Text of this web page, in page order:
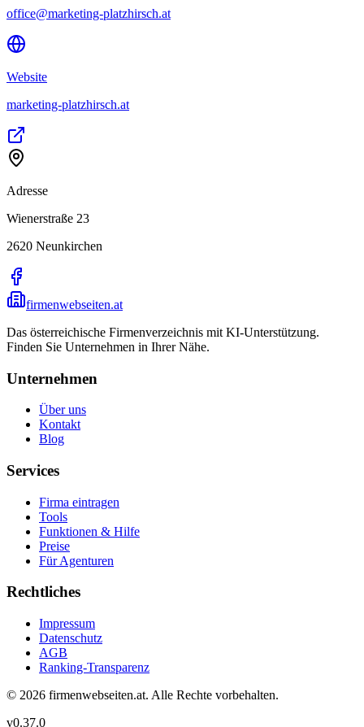
office@marketing-platzhirsch.at
Website
marketing-platzhirsch.at
Adresse
Wienerstraße 23
2620 Neunkirchen
firmenwebseiten.at
Das österreichische Firmenverzeichnis mit KI-Unterstützung.
Finden Sie Unternehmen in Ihrer Nähe.
Unternehmen
Über uns
Kontakt
Blog
Services
Firma eintragen
Tools
Funktionen & Hilfe
Preise
Für Agenturen
Rechtliches
Impressum
Datenschutz
AGB
Ranking-Transparenz
© 2026 firmenwebseiten.at. Alle Rechte vorbehalten.
v0.37.0